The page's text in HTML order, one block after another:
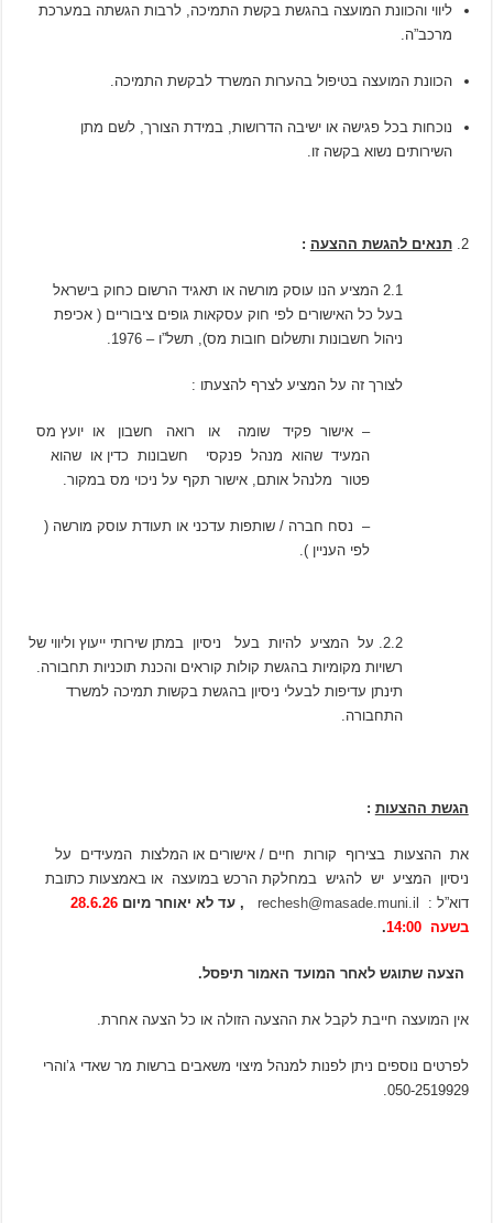
ליווי והכוונת המועצה בהגשת בקשת התמיכה, לרבות הגשתה במערכת
מרכב”ה.
הכוונת המועצה בטיפול בהערות המשרד לבקשת התמיכה.
נוכחות בכל פגישה או ישיבה הדרושות, במידת הצורך, לשם מתן
השירותים נשוא בקשה זו.
תנאים להגשת ההצעה :
2.1 המציע הנו עוסק מורשה או תאגיד הרשום כחוק בישראל
בעל כל האישורים לפי חוק עסקאות גופים ציבוריים ( אכיפת
ניהול חשבונות ותשלום חובות מס), תשל”ו – 1976.
לצורך זה על המציע לצרף להצעתו :
– אישור פקיד שומה או רואה חשבון או יועץ מס
המעיד שהוא מנהל פנקסי חשבונות כדין או שהוא
פטור מלנהל אותם, אישור תקף על ניכוי מס במקור.
– נסח חברה / שותפות עדכני או תעודת עוסק מורשה (
לפי העניין ).
2.2. על המציע להיות בעל ניסיון במתן שירותי ייעוץ וליווי של
רשויות מקומיות בהגשת קולות קוראים והכנת תוכניות תחבורה.
תינתן עדיפות לבעלי ניסיון בהגשת בקשות תמיכה למשרד
התחבורה.
הגשת ההצעות :
את ההצעות בצירוף קורות חיים / אישורים או המלצות המעידים על
ניסיון המציע יש להגיש במחלקת הרכש במועצה או באמצעות כתובת
דוא”ל :
rechesh@masade.muni.il , עד לא יאוחר מיום 28.6.26
בשעה
14:00
.
הצעה שתוגש לאחר המועד האמור תיפסל.
אין המועצה חייבת לקבל את ההצעה הזולה או כל הצעה אחרת.
לפרטים נוספים ניתן לפנות למנהל מיצוי משאבים ברשות מר שאדי ג’והרי
050-2519929.